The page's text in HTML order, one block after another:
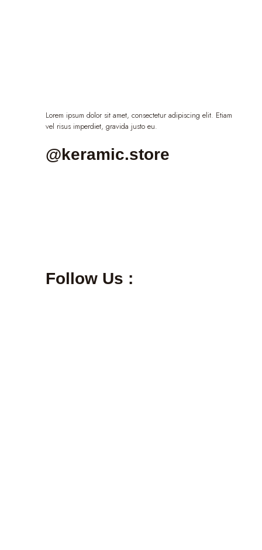
Lorem ipsum dolor sit amet, consectetur adipiscing elit. Etiam
vel risus imperdiet, gravida justo eu.
@keramic.store
Follow Us :